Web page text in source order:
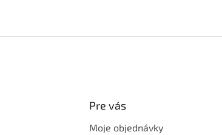
Pre vás
Moje objednávky